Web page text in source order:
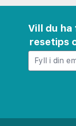
Vill du ha
resetips